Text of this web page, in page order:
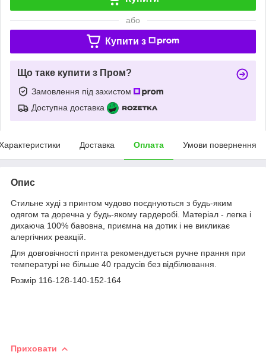
або
Купити з
Що таке купити з Пром?
Замовлення під захистом
Доступна доставка
Доставка Оплата Умови повернення
Опис
Стильне худі з принтом чудово поєднуються з будь-яким
одягом та доречна у будь-якому гардеробі. Матеріал - легка і
дихаюча 100% бавовна, приємна на дотик і не викликає
алергічних реакцій.
Для довговічності принта рекомендується ручне прання при
температурі не більше 40 градусів без відбілювання.
Розмір 116-128-140-152-164
Приховати